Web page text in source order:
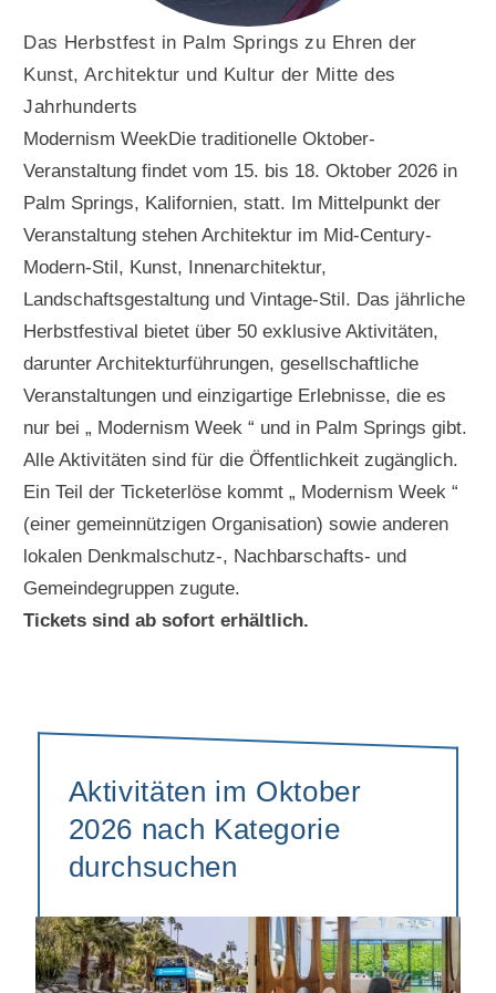
Das Herbstfest in Palm Springs zu Ehren der
Kunst, Architektur und Kultur der Mitte des
Jahrhunderts
Modernism WeekDie traditionelle Oktober-
Veranstaltung findet vom 15. bis 18. Oktober 2026 in
Palm Springs, Kalifornien, statt. Im Mittelpunkt der
Veranstaltung stehen Architektur im Mid-Century-
Modern-Stil, Kunst, Innenarchitektur,
Landschaftsgestaltung und Vintage-Stil. Das jährliche
Herbstfestival bietet über 50 exklusive Aktivitäten,
darunter Architekturführungen, gesellschaftliche
Veranstaltungen und einzigartige Erlebnisse, die es
nur bei „ Modernism Week “ und in Palm Springs gibt.
Alle Aktivitäten sind für die Öffentlichkeit zugänglich.
Ein Teil der Ticketerlöse kommt „ Modernism Week “
(einer gemeinnützigen Organisation) sowie anderen
lokalen Denkmalschutz-, Nachbarschafts- und
Gemeindegruppen zugute.
Tickets sind ab sofort erhältlich.
Aktivitäten im Oktober
2026 nach Kategorie
durchsuchen